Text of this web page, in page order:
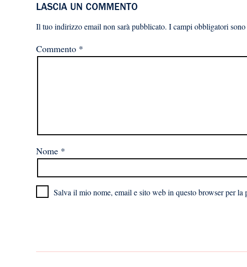
LASCIA UN COMMENTO
Il tuo indirizzo email non sarà pubblicato. I campi obbligatori sono
Commento *
Nome *
Salva il mio nome, email e sito web in questo browser per la